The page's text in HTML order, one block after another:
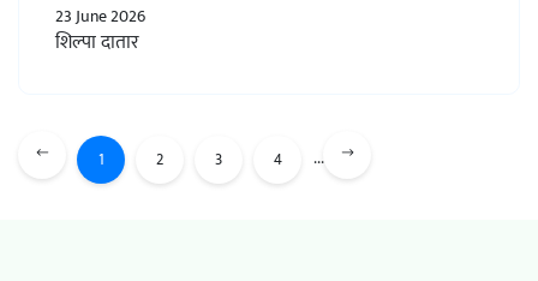
23 June 2026
शिल्पा दातार
1 2 3 4 ...